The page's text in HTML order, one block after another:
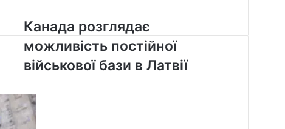
Канада
розглядає
можливість
постійної
військової
Латвії
Канада розглядає
можливість постійної
військової бази в Латвії